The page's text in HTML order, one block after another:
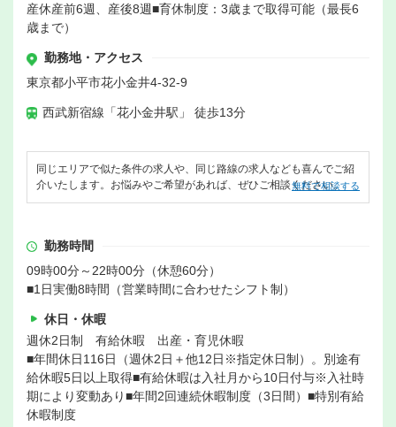
産休産前6週、産後8週■育休制度：3歳まで取得可能（最長6
歳まで）
勤務地・アクセス
東京都小平市花小金井4-32-9
西武新宿線「花小金井駅」 徒歩13分
同じエリアで似た条件の求人や、同じ路線の求人なども喜んでご紹
介いたします。お悩みやご希望があれば、ぜひご相談ください。
無料で相談する
勤務時間
09時00分～22時00分（休憩60分）
■1日実働8時間（営業時間に合わせたシフト制）
休日・休暇
週休2日制 有給休暇 出産・育児休暇
■年間休日116日（週休2日＋他12日※指定休日制）。別途有
給休暇5日以上取得■有給休暇は入社月から10日付与※入社時
期により変動あり■年間2回連続休暇制度（3日間）■特別有給
休暇制度